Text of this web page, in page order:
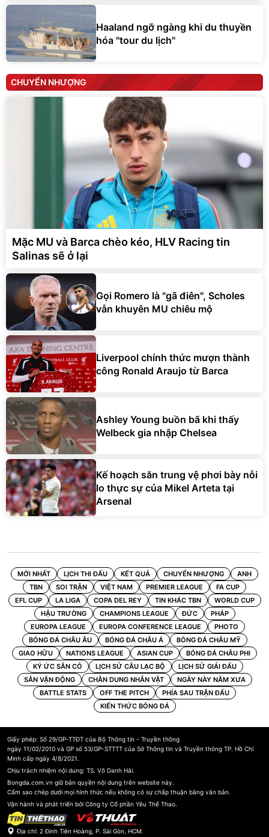
Haaland ngỡ ngàng khi du thuyền
hóa "tour du lịch"
CHUYỂN NHƯỢNG
Mặc MU và Barca chèo kéo, HLV Racing tin
Salinas sẽ ở lại
Gọi Romero là "gã điên", Scholes
vẫn khuyên MU chiêu mộ
Liverpool chính thức mượn thành
công Ronald Araujo từ Barca
Ashley Young buồn bã khi thấy
Welbeck gia nhập Chelsea
Kế hoạch săn trung vệ phơi bày nỗi
lo thực sự của Mikel Arteta tại
Arsenal
MỚI NHẤT LỊCH THI ĐẤU KẾT QUẢ CHUYỂN NHƯỢNG
ANH
TBN
SOI TRẬN VIỆT NAM PREMIER LEAGUE
FA CUP
EFL CUP
LA LIGA COPA DEL REY TIN KHÁC TBN
WORLD CUP
HẬU TRƯỜNG
CHAMPIONS LEAGUE ĐỨC
PHÁP
EUROPA LEAGUE
EUROPA CONFERENCE LEAGUE
PHOTO
BÓNG ĐÁ CHÂU ÂU
BÓNG ĐÁ CHÂU Á
BÓNG ĐÁ CHÂU MỸ
GIAO HỮU
NATIONS LEAGUE ASIAN CUP
BÓNG ĐÁ CHÂU PHI
KÝ ỨC SÂN CỎ
LỊCH SỬ CÂU LẠC BỘ
LỊCH SỬ GIẢI ĐẤU
SÂN VẬN ĐỘNG
CHÂN DUNG NHÂN VẬT
NGÀY NÀY NĂM XƯA
BATTLE STATS
OFF THE PITCH
PHÍA SAU TRẬN ĐẤU
KIẾN THỨC BÓNG ĐÁ
Giấy phép: Số 29/GP-TTĐT của Bộ Thông tin - Truyền thông
ngày 11/02/2010 và GP số 53/GP-STTTT của Sở Thông tin và Truyền thông TP. Hồ Chí
Minh cấp ngày 4/8/2021.
Chịu trách nhiệm nội dung: TS. Võ Danh Hải.
Bongda.com.vn giữ bản quyền nội dung trên website này.
Cấm sao chép dưới mọi hình thức nếu không có sự chấp thuận bằng văn bản.
Vận hành và phát triển bởi Công ty Cổ phần Yêu Thể Thao.
Địa chỉ: 2 Đinh Tiên Hoàng, P. Sài Gòn, HCM.